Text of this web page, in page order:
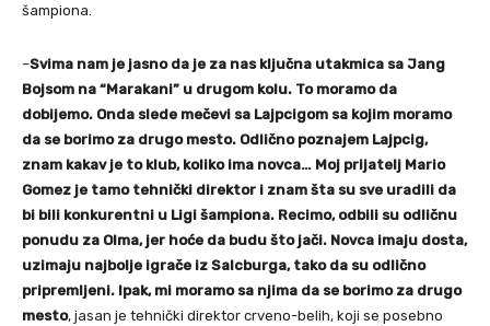
šampiona.
–Svima nam je jasno da je za nas ključna utakmica sa Jang
Bojsom na “Marakani” u drugom kolu. To moramo da
dobijemo. Onda slede mečevi sa Lajpcigom sa kojim moramo
da se borimo za drugo mesto. Odlično poznajem Lajpcig,
znam kakav je to klub, koliko ima novca… Moj prijatelj Mario
Gomez je tamo tehnički direktor i znam šta su sve uradili da
bi bili konkurentni u Ligi šampiona. Recimo, odbili su odličnu
ponudu za Olma, jer hoće da budu što jači. Novca imaju dosta,
uzimaju najbolje igrače iz Salcburga, tako da su odlično
pripremljeni. Ipak, mi moramo sa njima da se borimo za drugo
mesto, jasan je tehnički direktor crveno-belih, koji se posebno